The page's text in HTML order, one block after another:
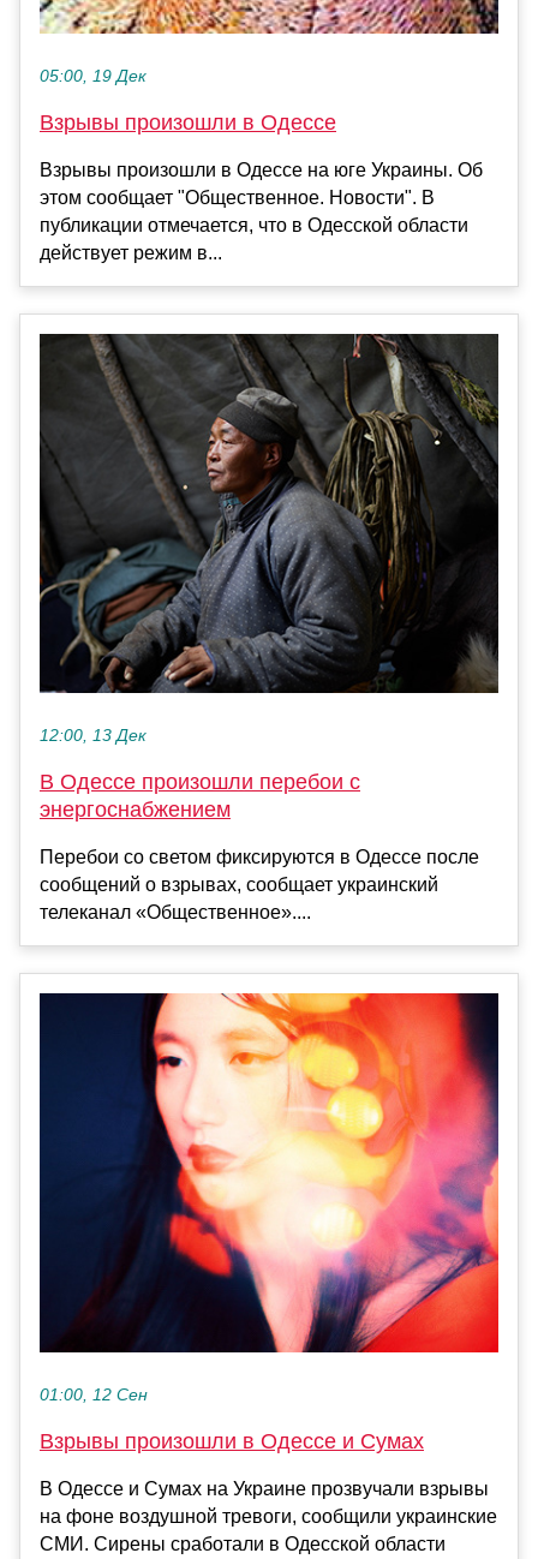
05:00, 19 Дек
Взрывы произошли в Одессе
Взрывы произошли в Одессе на юге Украины. Об
этом сообщает "Общественное. Новости". В
публикации отмечается, что в Одесской области
действует режим в...
12:00, 13 Дек
В Одессе произошли перебои с
энергоснабжением
Перебои со светом фиксируются в Одессе после
сообщений о взрывах, сообщает украинский
телеканал «Общественное»....
01:00, 12 Сен
Взрывы произошли в Одессе и Сумах
В Одессе и Сумах на Украине прозвучали взрывы
на фоне воздушной тревоги, сообщили украинские
СМИ. Сирены сработали в Одесской области